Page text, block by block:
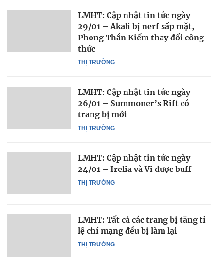
THỊ TRƯỜNG
LMHT: Cập nhật tin tức ngày
29/01 – Akali bị nerf sấp mặt,
Phong Thần Kiếm thay đổi công
thức
THỊ TRƯỜNG
LMHT: Cập nhật tin tức ngày
26/01 – Summoner’s Rift có
trang bị mới
THỊ TRƯỜNG
LMHT: Cập nhật tin tức ngày
24/01 – Irelia và Vi được buff
THỊ TRƯỜNG
LMHT: Tất cả các trang bị tăng tỉ
lệ chí mạng đều bị làm lại